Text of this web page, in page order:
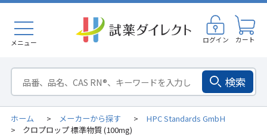
メニュー ログイン カート
検索
ホーム > メーカーから探す > HPC Standards GmbH
> クロプロップ 標準物質 (100mg)